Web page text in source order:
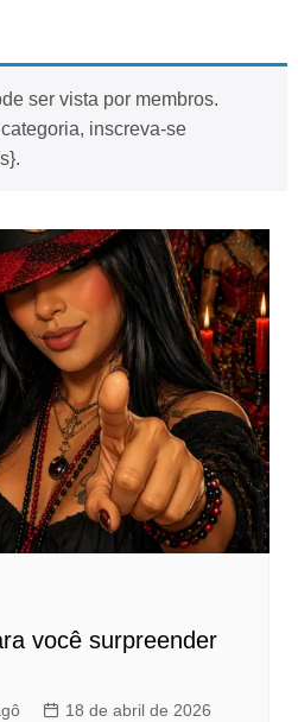
ser vista por membros.
inscreva-se
você surpreender
18 de abril de 2026